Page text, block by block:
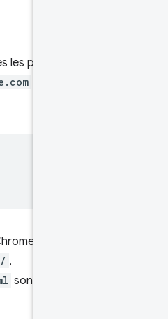
pages de cette origine
avec l'origine définie
,
sont renvoyées et